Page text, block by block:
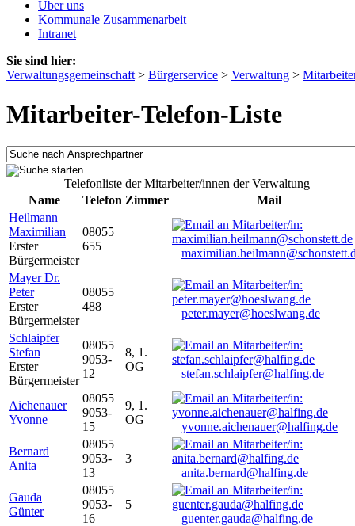
Über uns
Kommunale Zusammenarbeit
Intranet
Sie sind hier:
Verwaltungsgemeinschaft > Bürgerservice > Verwaltung >
Mitarbeiter-Telefon-Liste
Telefonliste der Mitarbeiter/innen der Verwaltung
Name
Telefon Zimmer
Mail
Heilmann
Maximilian
Erster
Bürgermeister
08055
655
Mayer Dr.
Peter
Erster
Bürgermeister
08055
488
peter.mayer@hoeslwang.de
Schlaipfer
Stefan
Erster
Bürgermeister
08055
9053-
12
8, 1.
OG
stefan.schlaipfer@halfing.de
Aichenauer
Yvonne
08055
9053-
15
9, 1.
OG
yvonne.aichenauer@halfing.de
Bernard
Anita
08055
9053-
13
3
anita.bernard@halfing.de
Gauda
Günter
08055
9053-
16
5
guenter.gauda@halfing.de